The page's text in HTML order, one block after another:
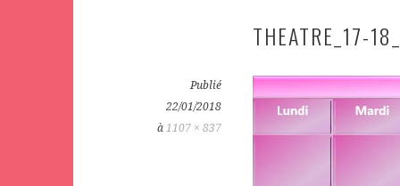
THEATRE_17-
Publié
22/01/2018
à 1107 × 837